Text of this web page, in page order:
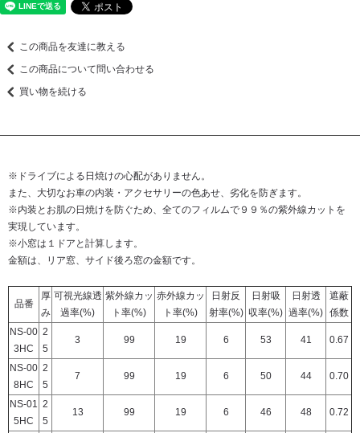
この商品を友達に教える
この商品について問い合わせる
買い物を続ける
※ドライブによる日焼けの心配がありません。
また、大切なお車の内装・アクセサリーの色あせ、劣化を防ぎます。
※内装とお肌の日焼けを防ぐため、全てのフィルムで９９％の紫外線カットを
実現しています。
※小窓は１ドアと計算します。
金額は、リア窓、サイド後ろ窓の金額です。
品番
厚
み
可視光線透
過率(%)
紫外線カッ
ト率(%)
赤外線カッ
ト率(%)
日射反
射率(%)
日射吸
収率(%)
日射透
過率(%)
遮蔽
係数
NS-00
3HC
2
5
3 99 19 6 53 41 0.67
NS-00
8HC
2
5
7 99 19 6 50 44 0.70
NS-01
5HC
2
5
13 99 19 6 46 48 0.72